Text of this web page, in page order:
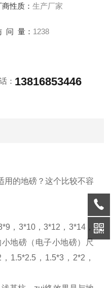
商性质： 生产厂家
问 量： 1238
： 13816853446
用的地磅？这个比较不容
， 3*10，3*12 ， 3*14，
地磅（电子小地磅）尺
， 1.5*2.5， 1.5*3， 2*2 ，